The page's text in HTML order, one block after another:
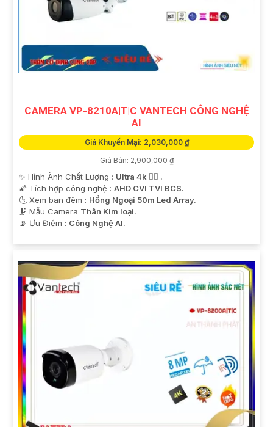
CAMERA VP-8210A|T|C VANTECH CÔNG NGHỆ
AI
Giá Khuyến Mại: 2,030,000 ₫
Giá Bán: 2,900,000 ₫
✨ Hình Ành Chất Lượng : Ultra 4k 👍🏾 .
🌠 Tích hợp công nghệ : AHD CVI TVI BCS.
🌜 Xem ban đêm : Hồng Ngoại 50m Led Array.
🗜️ Mẫu Camera Thân Kim loại.
️📡 Ưu Điểm : Công Nghệ AI.